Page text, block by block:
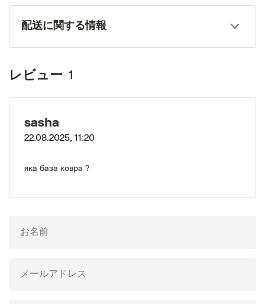
配送に関する情報
レビュー 1
sasha
22.08.2025, 11:20
яка база ковра ?